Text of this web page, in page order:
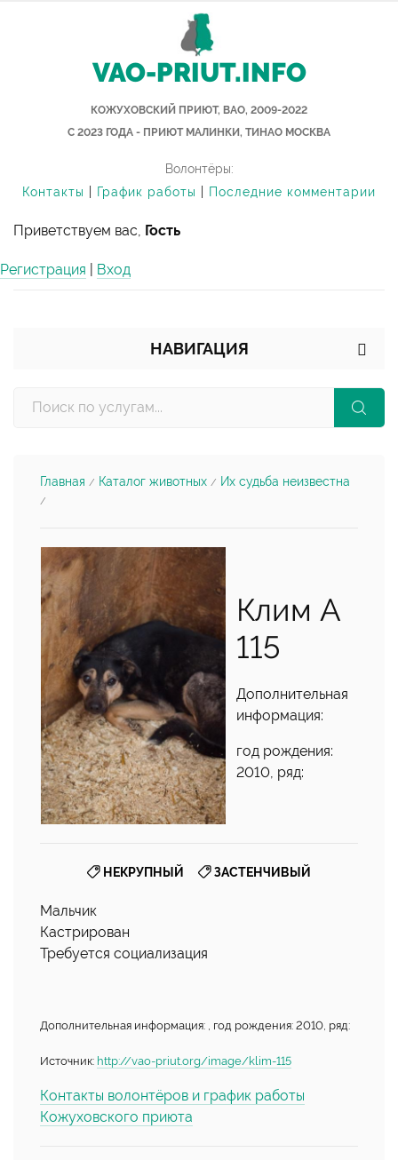
VAO-PRIUT.INFO
КОЖУХОВСКИЙ ПРИЮТ, ВАО, 2009-2022
С 2023 ГОДА - ПРИЮТ МАЛИНКИ, ТИНАО МОСКВА
Волонтёры:
Контакты
График работы Последние комментарии
Приветствуем вас, Гость
Регистрация Вход
НАВИГАЦИЯ
Главная / Каталог животных / Их судьба неизвестна
/
Клим А
115
Дополнительная
информация:
год рождения:
2010, ряд:
НЕКРУПНЫЙ ЗАСТЕНЧИВЫЙ
Мальчик
Кастрирован
Требуется социализация
Дополнительная информация: , год рождения: 2010, ряд:
Источник: http://vao-priut.org/image/klim-115
Контакты волонтёров и график работы
Кожуховского приюта